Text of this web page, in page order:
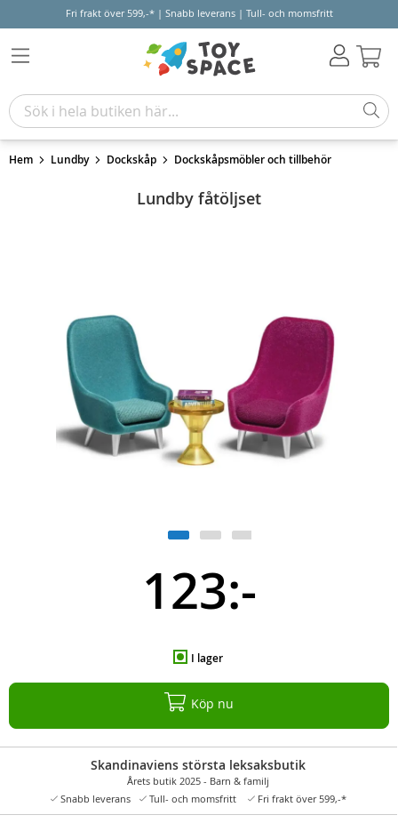
Fri frakt över 599,-* | Snabb leverans | Tull- och momsfritt
Hem Lundby Dockskåp Dockskåpsmöbler och tillbehör
Lundby fåtöljset
123:-
I lager
Köp nu
Skandinaviens största leksaksbutik
Årets butik 2025 - Barn & familj
Snabb leverans
Tull- och momsfritt Fri frakt över 599,-*